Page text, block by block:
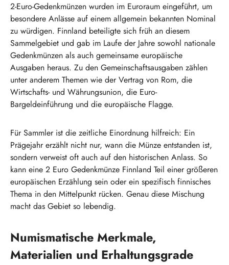
2-Euro-Gedenkmünzen wurden im Euroraum eingeführt, um
besondere Anlässe auf einem allgemein bekannten Nominal
zu würdigen. Finnland beteiligte sich früh an diesem
Sammelgebiet und gab im Laufe der Jahre sowohl nationale
Gedenkmünzen als auch gemeinsame europäische
Ausgaben heraus. Zu den Gemeinschaftsausgaben zählen
unter anderem Themen wie der Vertrag von Rom, die
Wirtschafts- und Währungsunion, die Euro-
Bargeldeinführung und die europäische Flagge.
Für Sammler ist die zeitliche Einordnung hilfreich: Ein
Prägejahr erzählt nicht nur, wann die Münze entstanden ist,
sondern verweist oft auch auf den historischen Anlass. So
kann eine 2 Euro Gedenkmünze Finnland Teil einer größeren
europäischen Erzählung sein oder ein spezifisch finnisches
Thema in den Mittelpunkt rücken. Genau diese Mischung
macht das Gebiet so lebendig.
Numismatische Merkmale,
Materialien und Erhaltungsgrade